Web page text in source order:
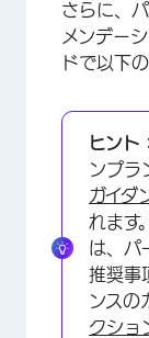
さらに、
メンデー
ドで以下
ヒント：
ンプラ
ガイダ
れます
は、パ
推奨事
ンスの
クショ